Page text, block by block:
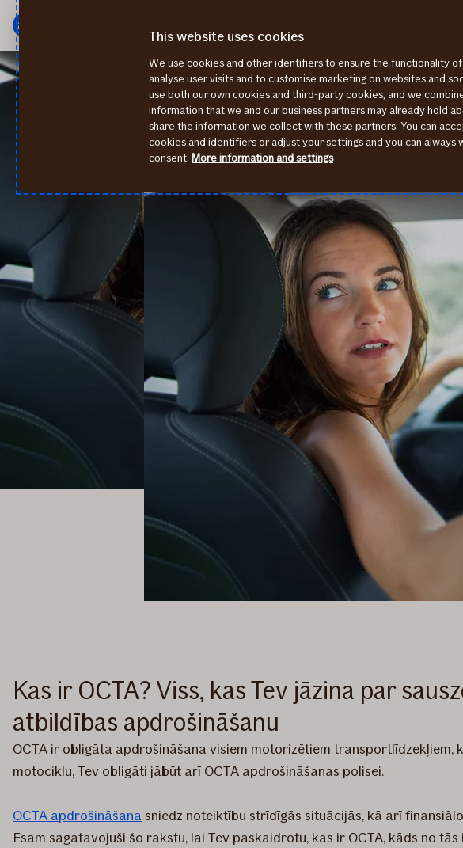
Galvenā
izvēlne
Pāriet
saturu
Kas ir OCTA?
Kas ir OCTA? Viss, kas Tev jāzina par
atbildības apdrošināšanu
OCTA ir obligāta apdrošināšana visiem motorizētiem
motociklu, Tev obligāti jābūt arī OCTA apdrošināšanas polisei.
OCTA apdrošināšana sniedz noteiktību strīdīgās situācijās, kā arī
Esam sagatavojuši šo rakstu, lai Tev paskaidrotu, kas ir OCTA, kāds no
This website uses cookies
We use cookies and other identifiers to ensure the functionality
analyse user visits and to customise marketing on websites and
use both our own cookies and third-party cookies, and we
information that we and our business partners may already hold
share the information we collect with these partners. You can
cookies and identifiers or adjust your settings and you can always
consent. More information and settings